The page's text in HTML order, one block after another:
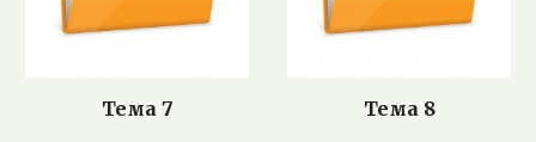
Тема 7 Тема 8